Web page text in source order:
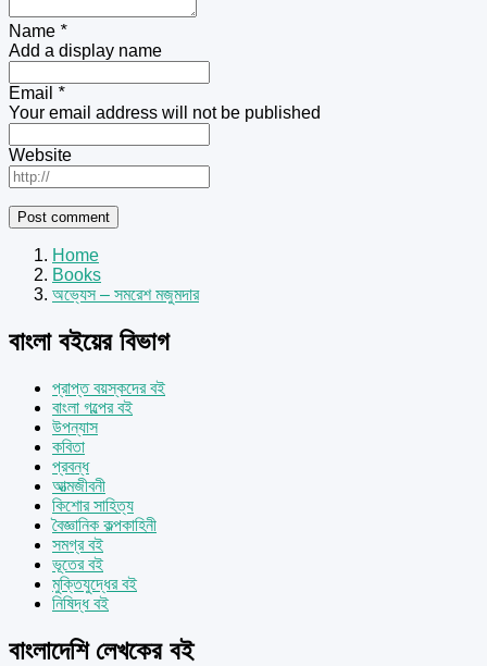
Name *
Add a display name
Email *
Your email address will not be published
Website
Home
Books
অভ্যেস – সমরেশ মজুমদার
বাংলা বইয়ের বিভাগ
প্রাপ্ত বয়স্কদের বই
বাংলা গল্পের বই
উপন্যাস
কবিতা
প্রবন্ধ
আত্মজীবনী
কিশোর সাহিত্য
বৈজ্ঞানিক কল্পকাহিনী
সমগ্র বই
ভূতের বই
মুক্তিযুদ্ধের বই
নিষিদ্ধ বই
বাংলাদেশি লেখকের বই